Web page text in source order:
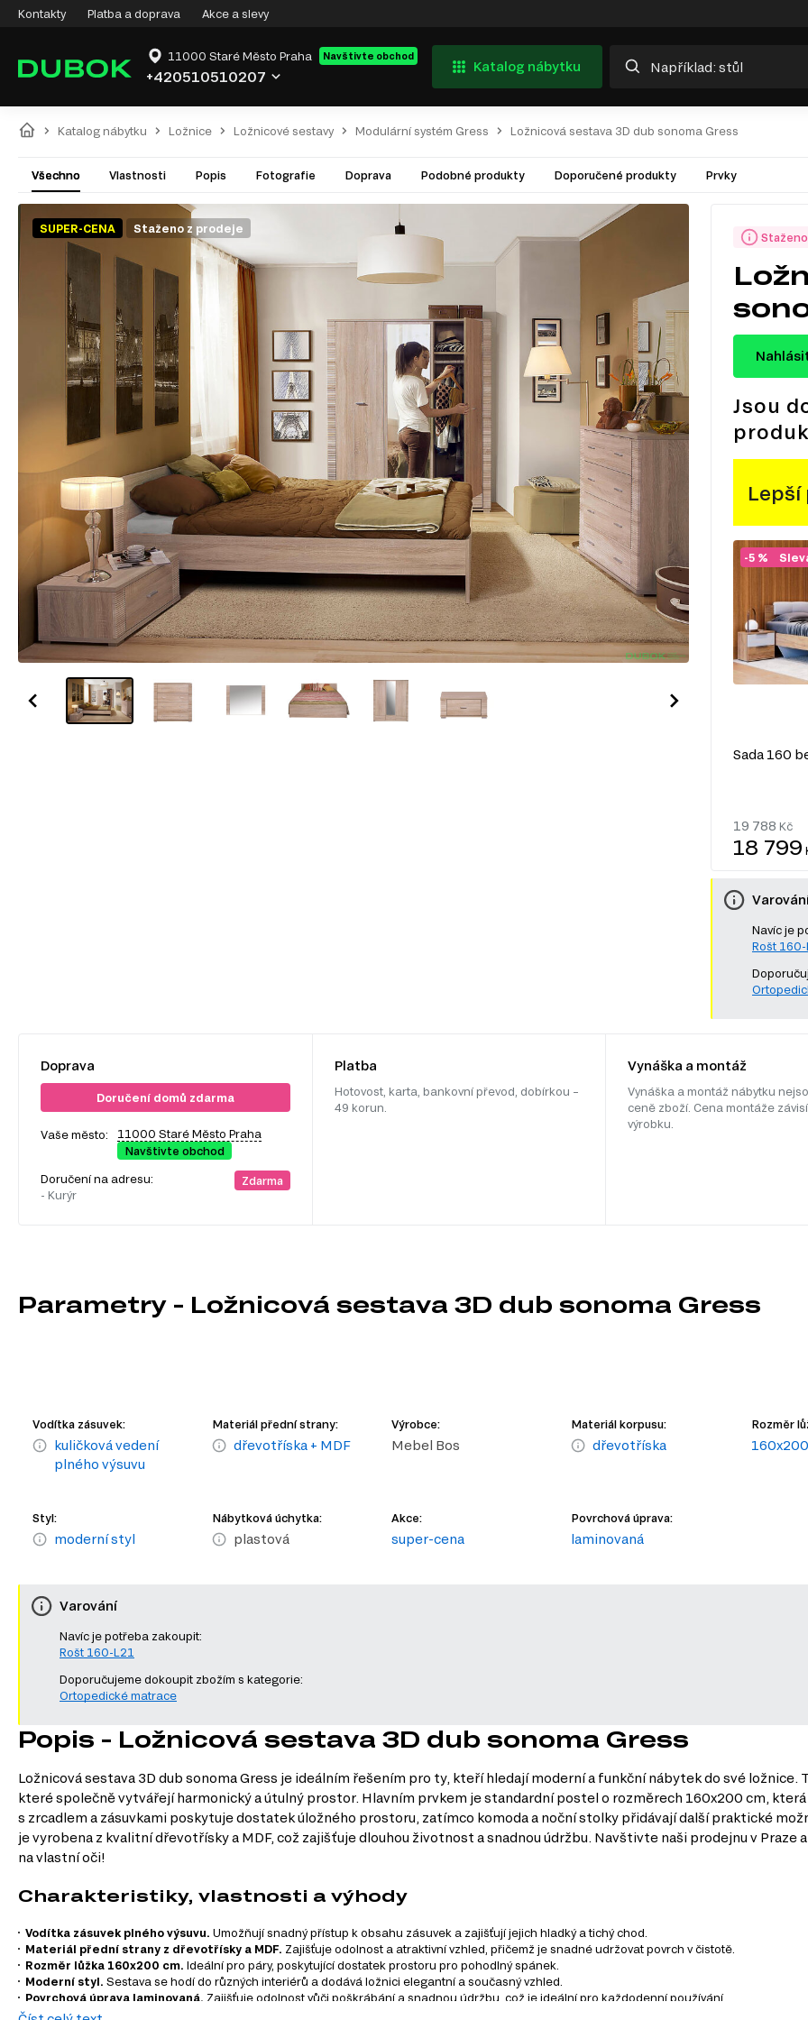
Kontakty Platba a doprava Akce a slevy
11000 Staré Město Praha Navštivte obchod
+420510510207
Katalog nábytku
Katalog nábytku Ložnice Ložnicové sestavy Modulární systém Gress Ložnicová sestava 3D dub sonoma Gress
Všechno Vlastnosti Popis Fotografie Doprava Podobné produkty Doporučené produkty Prvky
SUPER-CENA Staženo z prodeje
Jsou
Lepší
-5 %
Sada 160
19 788 Kč
18 799
Navíc je
Rošt 160-
Doprava
Doručení domů zdarma
Vaše město:
11000 Staré Město Praha
Navštivte obchod
Doručení na adresu:
- Kurýr
Zdarma
Platba
Hotovost, karta, bankovní převod, dobírkou –
49 korun.
Vynáška a montáž
Vynáška a montáž nábytku
ceně zboží. Cena montáže
výrobku.
Parametry - Ložnicová sestava 3D dub sonoma Gress
Vodítka zásuvek:
kuličková vedení
plného výsuvu
Materiál přední strany:
dřevotříska + MDF
Výrobce:
Mebel Bos
Materiál korpusu:
dřevotříska
Rozměr
Styl:
moderní styl
Nábytková úchytka:
plastová
Akce:
super-cena
Povrchová úprava:
laminovaná
Varování
Navíc je potřeba zakoupit:
Rošt 160-L21
Doporučujeme dokoupit zbožím s kategorie:
Ortopedické matrace
Popis - Ložnicová sestava 3D dub sonoma Gress
Ložnicová sestava 3D dub sonoma Gress je ideálním řešením pro ty, kteří hledají moderní a funkční nábytek do své ložnice.
které společně vytvářejí harmonický a útulný prostor. Hlavním prvkem je standardní postel o rozměrech 160x200 cm,
s zrcadlem a zásuvkami poskytuje dostatek úložného prostoru, zatímco komoda a noční stolky přidávají další praktické
je vyrobena z kvalitní dřevotřísky a MDF, což zajišťuje dlouhou životnost a snadnou údržbu. Navštivte naši prodejnu v
na vlastní oči!
Charakteristiky, vlastnosti a výhody
Vodítka zásuvek plného výsuvu. Umožňují snadný přístup k obsahu zásuvek a zajišťují jejich hladký a tichý chod.
Materiál přední strany z dřevotřísky a MDF. Zajišťuje odolnost a atraktivní vzhled, přičemž je snadné udržovat povrch v čistotě.
Rozměr lůžka 160x200 cm. Ideální pro páry, poskytující dostatek prostoru pro pohodlný spánek.
Moderní styl. Sestava se hodí do různých interiérů a dodává ložnici elegantní a současný vzhled.
Povrchová úprava laminovaná.
Zajišťuje odolnost vůči poškrábání a snadnou údržbu, což je ideální pro každodenní používání.